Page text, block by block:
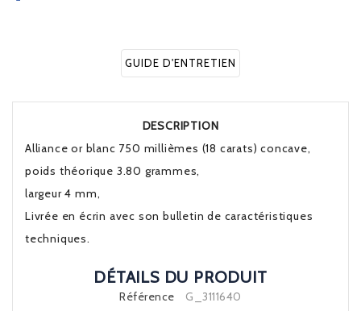
GUIDE D'ENTRETIEN
DESCRIPTION
Alliance or blanc 750 millièmes (18 carats) concave,
poids théorique 3.80 grammes,
largeur 4 mm,
Livrée en écrin avec son bulletin de caractéristiques
techniques.
DÉTAILS DU PRODUIT
Référence G_3111640